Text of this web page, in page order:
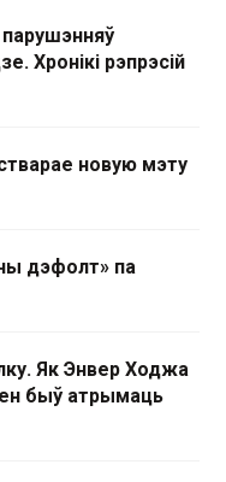
парушэнняў
Хронікі рэпрэсій
новую мэту
дэфолт» па
Як Энвер Ходжа
быў атрымаць